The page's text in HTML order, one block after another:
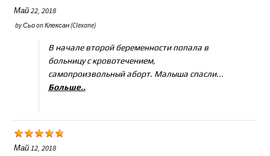
Май 22, 2018
byСьоonКлексан (Clexane)
В начале второй беременности попала в
больницу с кровотечением,
самопроизвольный аборт. Малыша спасли...
Больше..
Май 12, 2018